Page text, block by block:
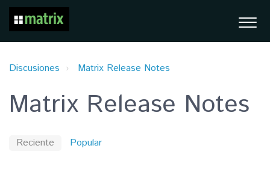
Discusiones Matrix Release Notes
Matrix Release Notes
Reciente Popular